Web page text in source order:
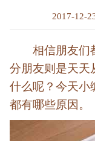
2017-12-
相信朋友们
分朋友则是天天
什么呢？今天小
都有哪些原因。